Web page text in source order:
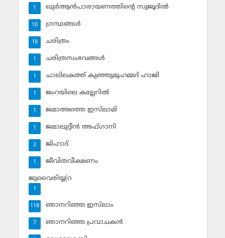
ഖുര്‍ആന്‍പാരായണത്തിന്റെ സുജൂദില്‍
1
ഗ്രന്ഥങ്ങള്‍
10
ചരിത്രം
18
ചരിത്രസംഭവങ്ങള്‍
1
ചാലിലകത്ത് കുഞ്ഞുമുഹമ്മദ് ഹാജി
1
ജംറയിലെ കല്ലേറില്‍
1
ജമാഅത്തെ ഇസ്‌ലാമി
1
ജമാലുദ്ദീന്‍ അഫ്ഗാനി
1
ജിഹാദ്‌
2
ജീവിതവീക്ഷണം
1
ജുവൈരിയ്യ(റ
1
ഞാനറിഞ്ഞ ഇസ്‌ലാം
118
ഞാനറിഞ്ഞ പ്രവാചകന്‍
7